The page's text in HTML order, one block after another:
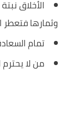
الأخلاق
وثمارها فتعطر
تمام
من لا يحترم